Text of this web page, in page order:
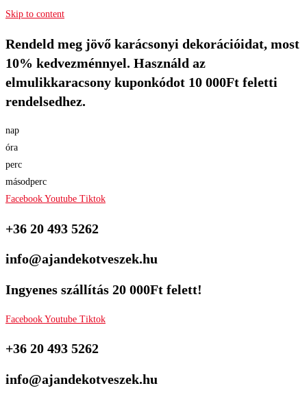
Skip to content
Rendeld meg jövő karácsonyi dekorációidat, most
10% kedvezménnyel. Használd az
elmulikkaracsony kuponkódot 10 000Ft feletti
rendelsedhez.
nap
óra
perc
másodperc
Facebook Youtube Tiktok
+36 20 493 5262
info@ajandekotveszek.hu
Ingyenes szállítás 20 000Ft felett!
Facebook Youtube Tiktok
+36 20 493 5262
info@ajandekotveszek.hu